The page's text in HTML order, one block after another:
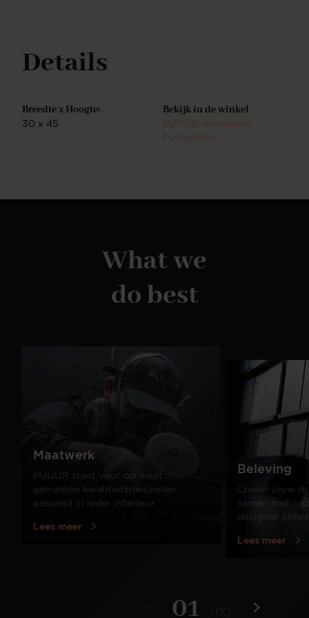
Details
Breedte x Hoogte:
30 x 45
Bekijk in de winkel
PUUUR showroom
Purmerend
What we
do best
01
Maatwerk
PUUUR staat voor op maat
gemaakte kwaliteitsmeubelen
passend in ieder interieur.
Lees meer
Beleving
Creëer jouw
samen met
designer
Lees meer